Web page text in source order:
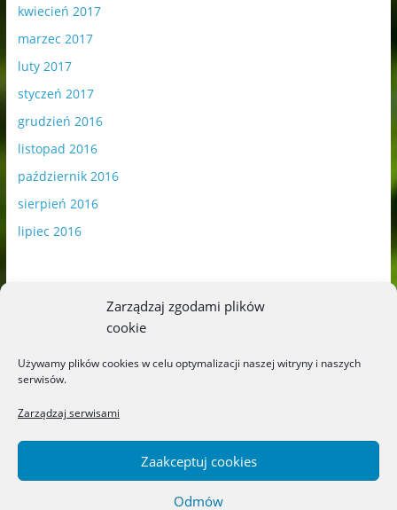
Zarządzaj zgodami plików
cookie
Używamy plików cookies w celu optymalizacji naszej witryny i naszych
serwisów.
Zarządzaj serwisami
Zaakceptuj cookies
Odmów
kwiecień 2017
marzec 2017
luty 2017
styczeń 2017
grudzień 2016
listopad 2016
październik 2016
sierpień 2016
lipiec 2016